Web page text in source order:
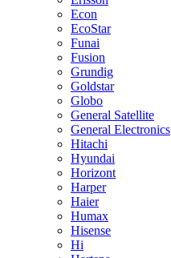
Econ
EcoStar
Funai
Fusion
Grundig
Goldstar
Globo
General Satellite
General Electronics
Hitachi
Hyundai
Horizont
Harper
Haier
Humax
Hisense
Hi